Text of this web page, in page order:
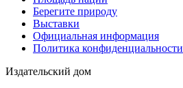
Берегите природу
Выставки
Официальная информация
Политика конфиденциальности
Издательский дом